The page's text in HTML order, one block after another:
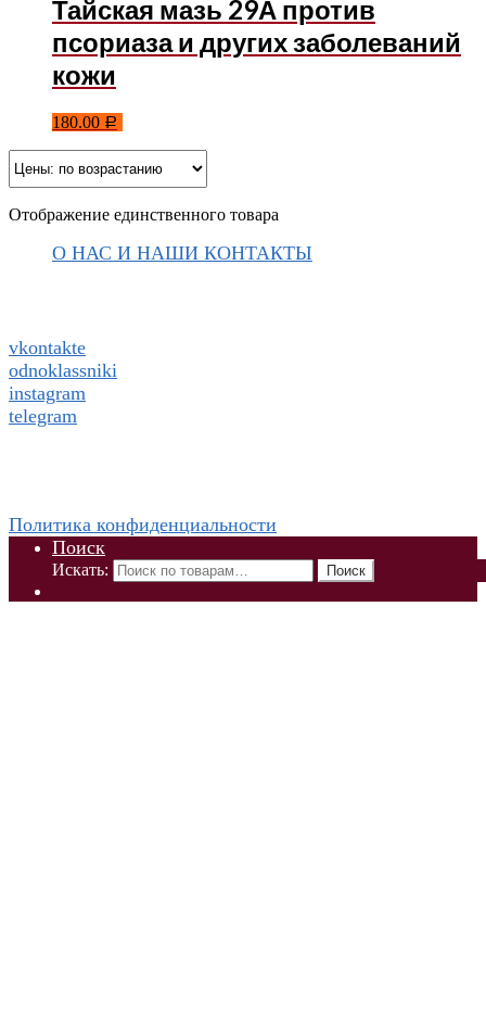
Тайская мазь 29А против
псориаза и других заболеваний
кожи
180.00 Р
Отображение единственного товара
О НАС И НАШИ КОНТАКТЫ
vkontakte
odnoklassniki
instagram
telegram
Политика конфиденциальности
Поиск
Искать: Поиск